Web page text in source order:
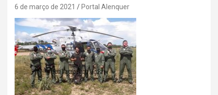
6 de março de 2021 Portal Alenquer